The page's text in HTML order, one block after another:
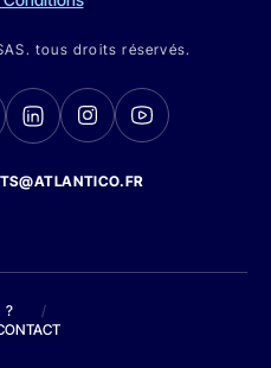
tous droits réservés.
?
/